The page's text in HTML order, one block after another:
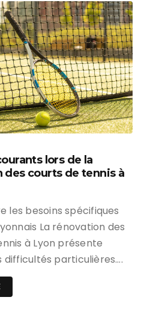
lors de la
des courts de tennis à
les besoins spécifiques
La rénovation des
à Lyon présente
difficultés particulières….